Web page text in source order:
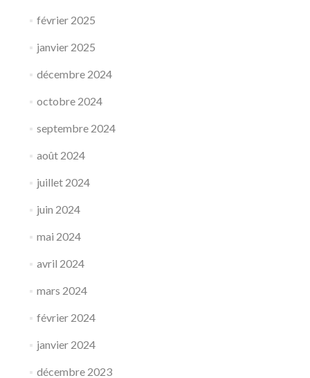
février 2025
janvier 2025
décembre 2024
octobre 2024
septembre 2024
août 2024
juillet 2024
juin 2024
mai 2024
avril 2024
mars 2024
février 2024
janvier 2024
décembre 2023